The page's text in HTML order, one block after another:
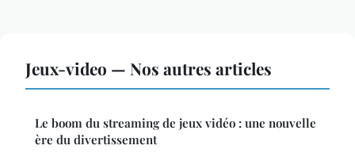
Jeux-video — Nos autres articles
Le boom du streaming de jeux vidéo : une nouvelle
ère du divertissement